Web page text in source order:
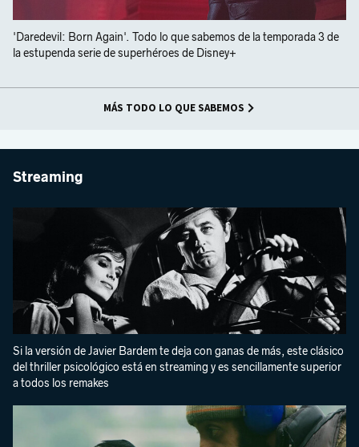
'Daredevil: Born Again'. Todo lo que sabemos de la temporada 3 de
la estupenda serie de superhéroes de Disney+
MÁS TODO LO QUE SABEMOS
Streaming
Si la versión de Javier Bardem te deja con ganas de más, este clásico
del thriller psicológico está en streaming y es sencillamente superior
a todos los remakes